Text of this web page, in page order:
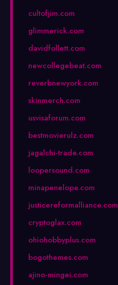
cultofjim.com
glimmerick.com
davidfollett.com
newcollegebeat.com
reverbnewyork.com
skinmerch.com
usvisaforum.com
bestmovierulz.com
jagalchi-trade.com
loopersound.com
minapenelope.com
justicereformalliance.com
cryptoglax.com
ohiohobbyplus.com
bogothemes.com
ajino-mingei.com